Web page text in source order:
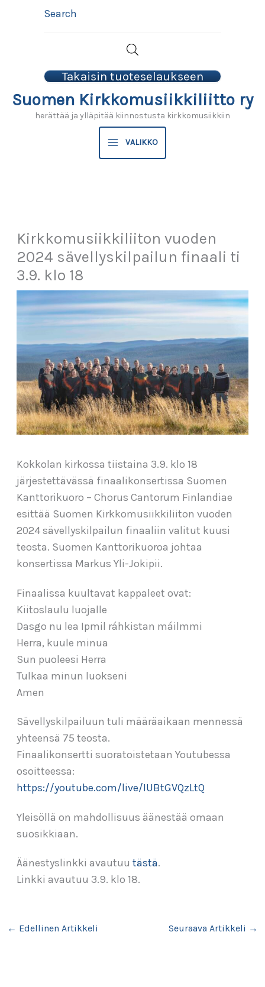
Search
Takaisin tuoteselaukseen
Suomen Kirkkomusiikkiliitto ry
herättää ja ylläpitää kiinnostusta kirkkomusiikkiin
VALIKKO
Kirkkomusiikkiliiton vuoden
2024 sävellyskilpailun finaali ti
3.9. klo 18
Kokkolan kirkossa tiistaina 3.9. klo 18
järjestettävässä finaalikonsertissa Suomen
Kanttorikuoro – Chorus Cantorum Finlandiae
esittää Suomen Kirkkomusiikkiliiton vuoden
2024 sävellyskilpailun finaaliin valitut kuusi
teosta. Suomen Kanttorikuoroa johtaa
konsertissa Markus Yli-Jokipii.
Finaalissa kuultavat kappaleet ovat:
Kiitoslaulu luojalle
Dasgo nu lea Ipmil ráhkistan máilmmi
Herra, kuule minua
Sun puoleesi Herra
Tulkaa minun luokseni
Amen
Sävellyskilpailuun tuli määräaikaan mennessä
yhteensä 75 teosta.
Finaalikonsertti suoratoistetaan Youtubessa
osoitteessa:
https://youtube.com/live/IUBtGVQzLtQ
Yleisöllä on mahdollisuus äänestää omaan
suosikkiaan.
Äänestyslinkki avautuu tästä.
Linkki avautuu 3.9. klo 18.
← Edellinen Artikkeli Seuraava Artikkeli →